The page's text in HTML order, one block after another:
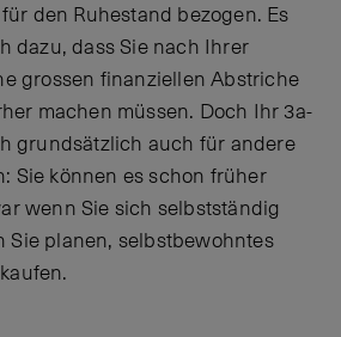
den Ruhestand bezogen. Es
dazu, dass Sie nach Ihrer
grossen finanziellen Abstriche
machen müssen. Doch Ihr 3a-
grundsätzlich auch für andere
Sie können es schon früher
wenn Sie sich selbstständig
Sie planen, selbstbewohntes